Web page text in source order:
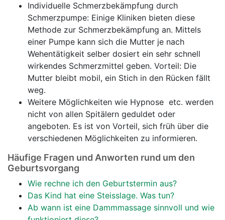
Individuelle Schmerzbekämpfung durch
Schmerzpumpe: Einige Kliniken bieten diese
Methode zur Schmerzbekämpfung an. Mittels
einer Pumpe kann sich die Mutter je nach
Wehentätigkeit selber dosiert ein sehr schnell
wirkendes Schmerzmittel geben. Vorteil: Die
Mutter bleibt mobil, ein Stich in den Rücken fällt
weg.
Weitere Möglichkeiten wie Hypnose etc. werden
nicht von allen Spitälern geduldet oder
angeboten. Es ist von Vorteil, sich früh über die
verschiedenen Möglichkeiten zu informieren.
Häufige Fragen und Anworten rund um den
Geburtsvorgang
Wie rechne ich den Geburtstermin aus?
Das Kind hat eine Steisslage. Was tun?
Ab wann ist eine Dammmassage sinnvoll und wie